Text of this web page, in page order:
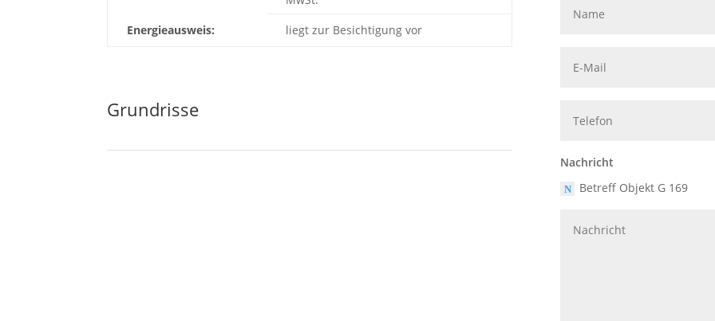
Energieausweis:
liegt zur Besichtigung vor
Grundrisse
Nachricht
Betreff Objekt G 169